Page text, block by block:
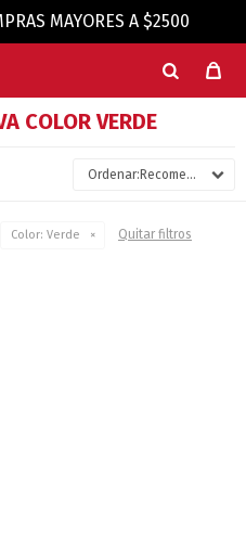
MAYORES A $2500
COLOR VERDE
Recomendados
Color: Verde Quitar filtros